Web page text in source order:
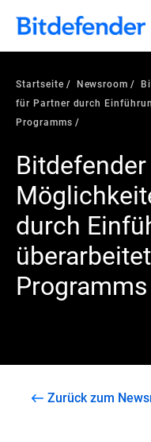
Startseite Newsroom
für Partner durch
Programms
durch
Programms
Zurück zum